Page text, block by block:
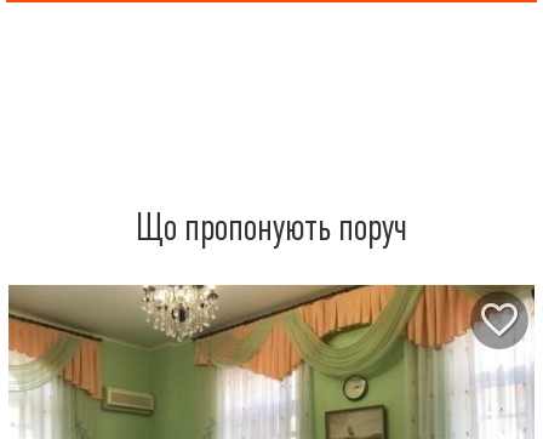
Що пропонують поруч